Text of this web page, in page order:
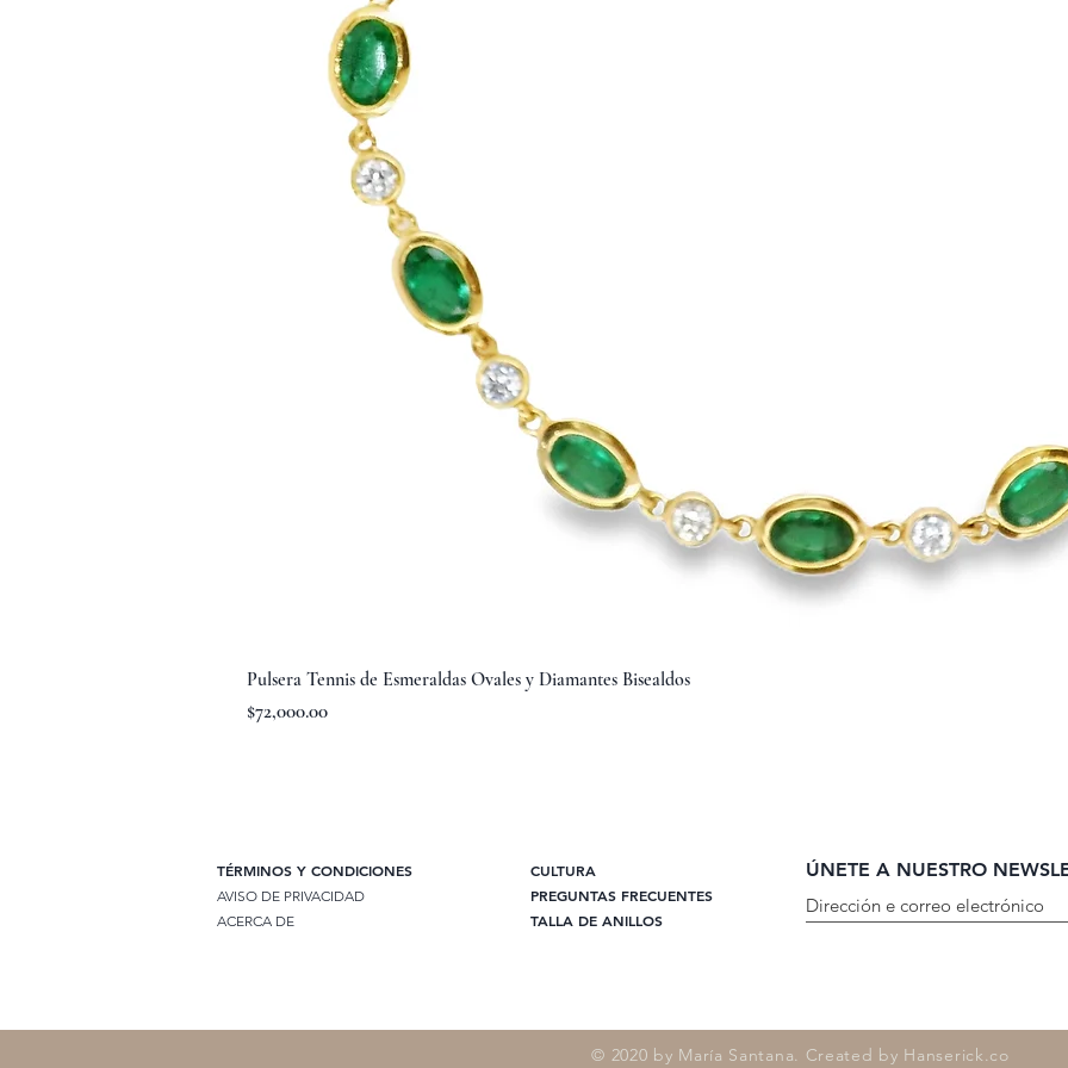
Pulsera Tennis de Esmeraldas Ovales y Diamantes Bisealdos
Precio
$72,000.00
TÉRMINOS Y CONDICIONES
AVISO DE PRIVACIDAD
ACERCA DE
CULTURA
PREGUNTAS FRECUENTES
TALLA DE ANILLOS
ÚNETE A NUESTRO
© 2020 by María Santana. Created by Hanserick.co